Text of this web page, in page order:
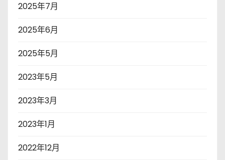
2025年7月
2025年6月
2025年5月
2023年5月
2023年3月
2023年1月
2022年12月